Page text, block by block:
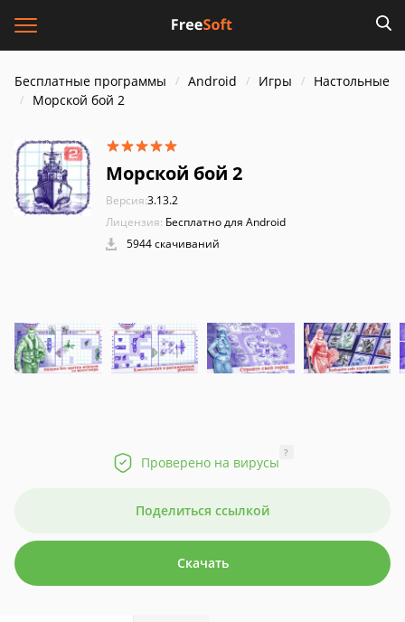
Бесплатные программы Android Игры
Настольные
Морской бой 2
Морской бой 2
Версия:3.13.2
Лицензия: Бесплатно для Android
5944 скачиваний
Проверено на вирусы
?
Поделиться ссылкой
Скачать